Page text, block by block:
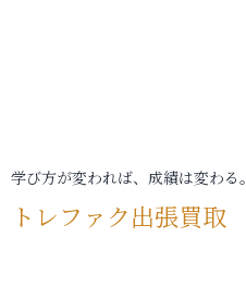
学び方が変われば、成績は変わる。
トレファク出張買取